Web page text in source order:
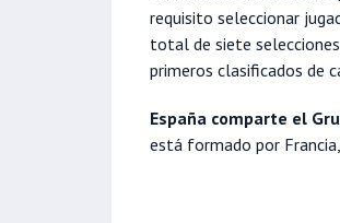
requisito seleccionar
total de siete
primeros clasificados de
España comparte el
está formado por